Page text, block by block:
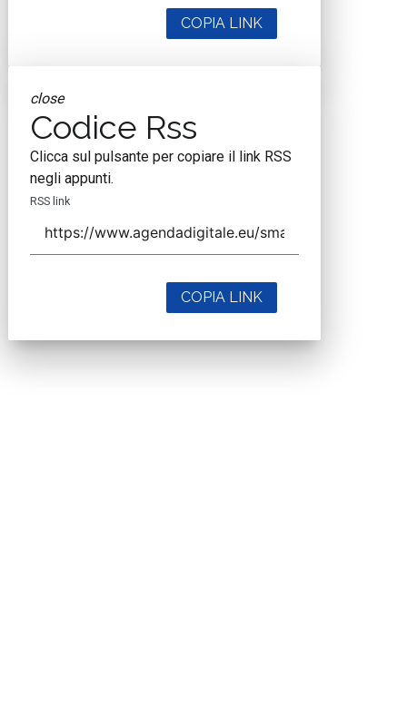
COPIA LINK
close
Codice Rss
Clicca sul pulsante per copiare il link RSS
negli appunti.
RSS link
COPIA LINK